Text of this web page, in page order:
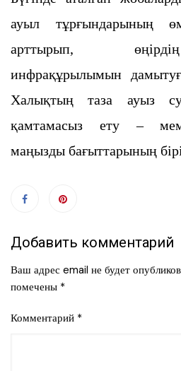
ауыл тұрғындарының
арттырып,
инфрақұрылымын
Халықтың таза ауыз
қамтамасыз ету –
маңызды бағыттарының
Добавить комментарий
Ваш адрес email не будет
помечены *
Комментарий *